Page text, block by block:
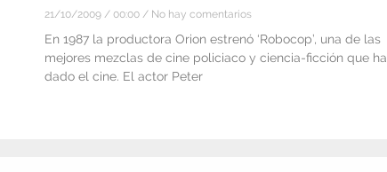
21/10/2009 00:00 No hay comentarios
En 1987 la productora Orion estrenó ‘Robocop’, una de las
mejores mezclas de cine policiaco y ciencia-ficción que ha
dado el cine. El actor Peter